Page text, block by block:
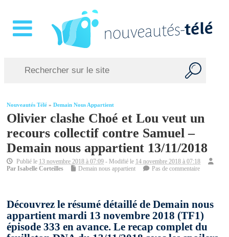
Nouveautés Télé »Demain Nous Appartient
Olivier clashe Choé et Lou veut un
recours collectif contre Samuel –
Demain nous appartient 13/11/2018
Publié le 13 novembre 2018 à 07:09 - Modifié le 14 novembre 2018 à 07:18
ParIsabelle Corteilles Demain nous appartient Pas de commentaire
Découvrez le résumé détaillé de Demain nous
appartient mardi 13 novembre 2018 (TF1)
épisode 333 en avance. Le recap complet du